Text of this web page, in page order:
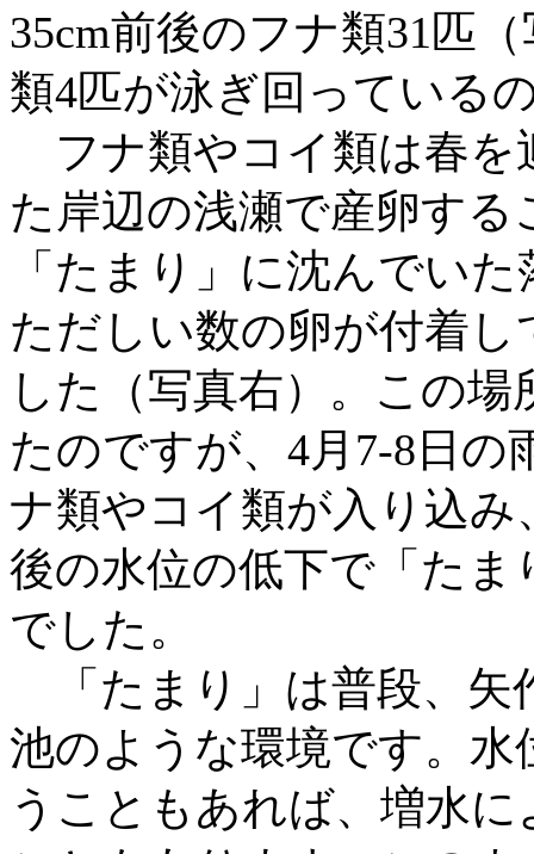
35cm前後のフナ類31匹
類4匹が泳ぎ回っている
フナ類やコイ類は春を
た岸辺の浅瀬で産卵す
「たまり」に沈んでい
ただしい数の卵が付着
した（写真右）。この
たのですが、4月7-8日
ナ類やコイ類が入り込
後の水位の低下で「た
でした。
「たまり」は普段、矢
池のような環境です。
うこともあれば、増水